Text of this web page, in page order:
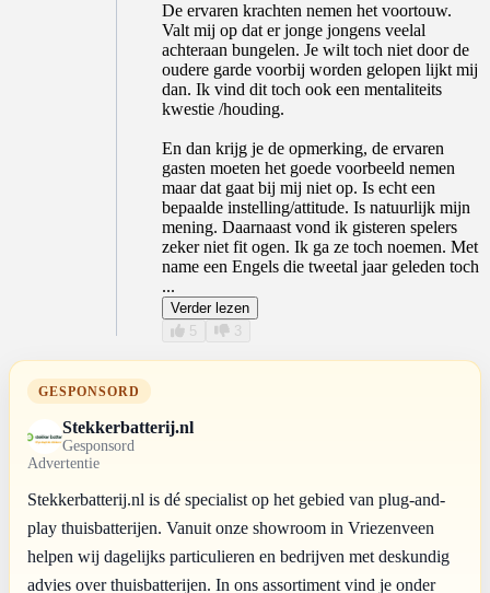
De ervaren krachten nemen het voortouw.
Valt mij op dat er jonge jongens veelal
achteraan bungelen. Je wilt toch niet door de
oudere garde voorbij worden gelopen lijkt mij
dan. Ik vind dit toch ook een mentaliteits
kwestie /houding.
En dan krijg je de opmerking, de ervaren
gasten moeten het goede voorbeeld nemen
maar dat gaat bij mij niet op. Is echt een
bepaalde instelling/attitude. Is natuurlijk mijn
mening. Daarnaast vond ik gisteren spelers
zeker niet fit ogen. Ik ga ze toch noemen. Met
name een Engels die tweetal jaar geleden toch
...
Verder lezen
5
3
GESPONSORD
Stekkerbatterij.nl
Gesponsord
Advertentie
Stekkerbatterij.nl is dé specialist op het gebied van plug-and-
play thuisbatterijen. Vanuit onze showroom in Vriezenveen
helpen wij dagelijks particulieren en bedrijven met deskundig
advies over thuisbatterijen. In ons assortiment vind je onder